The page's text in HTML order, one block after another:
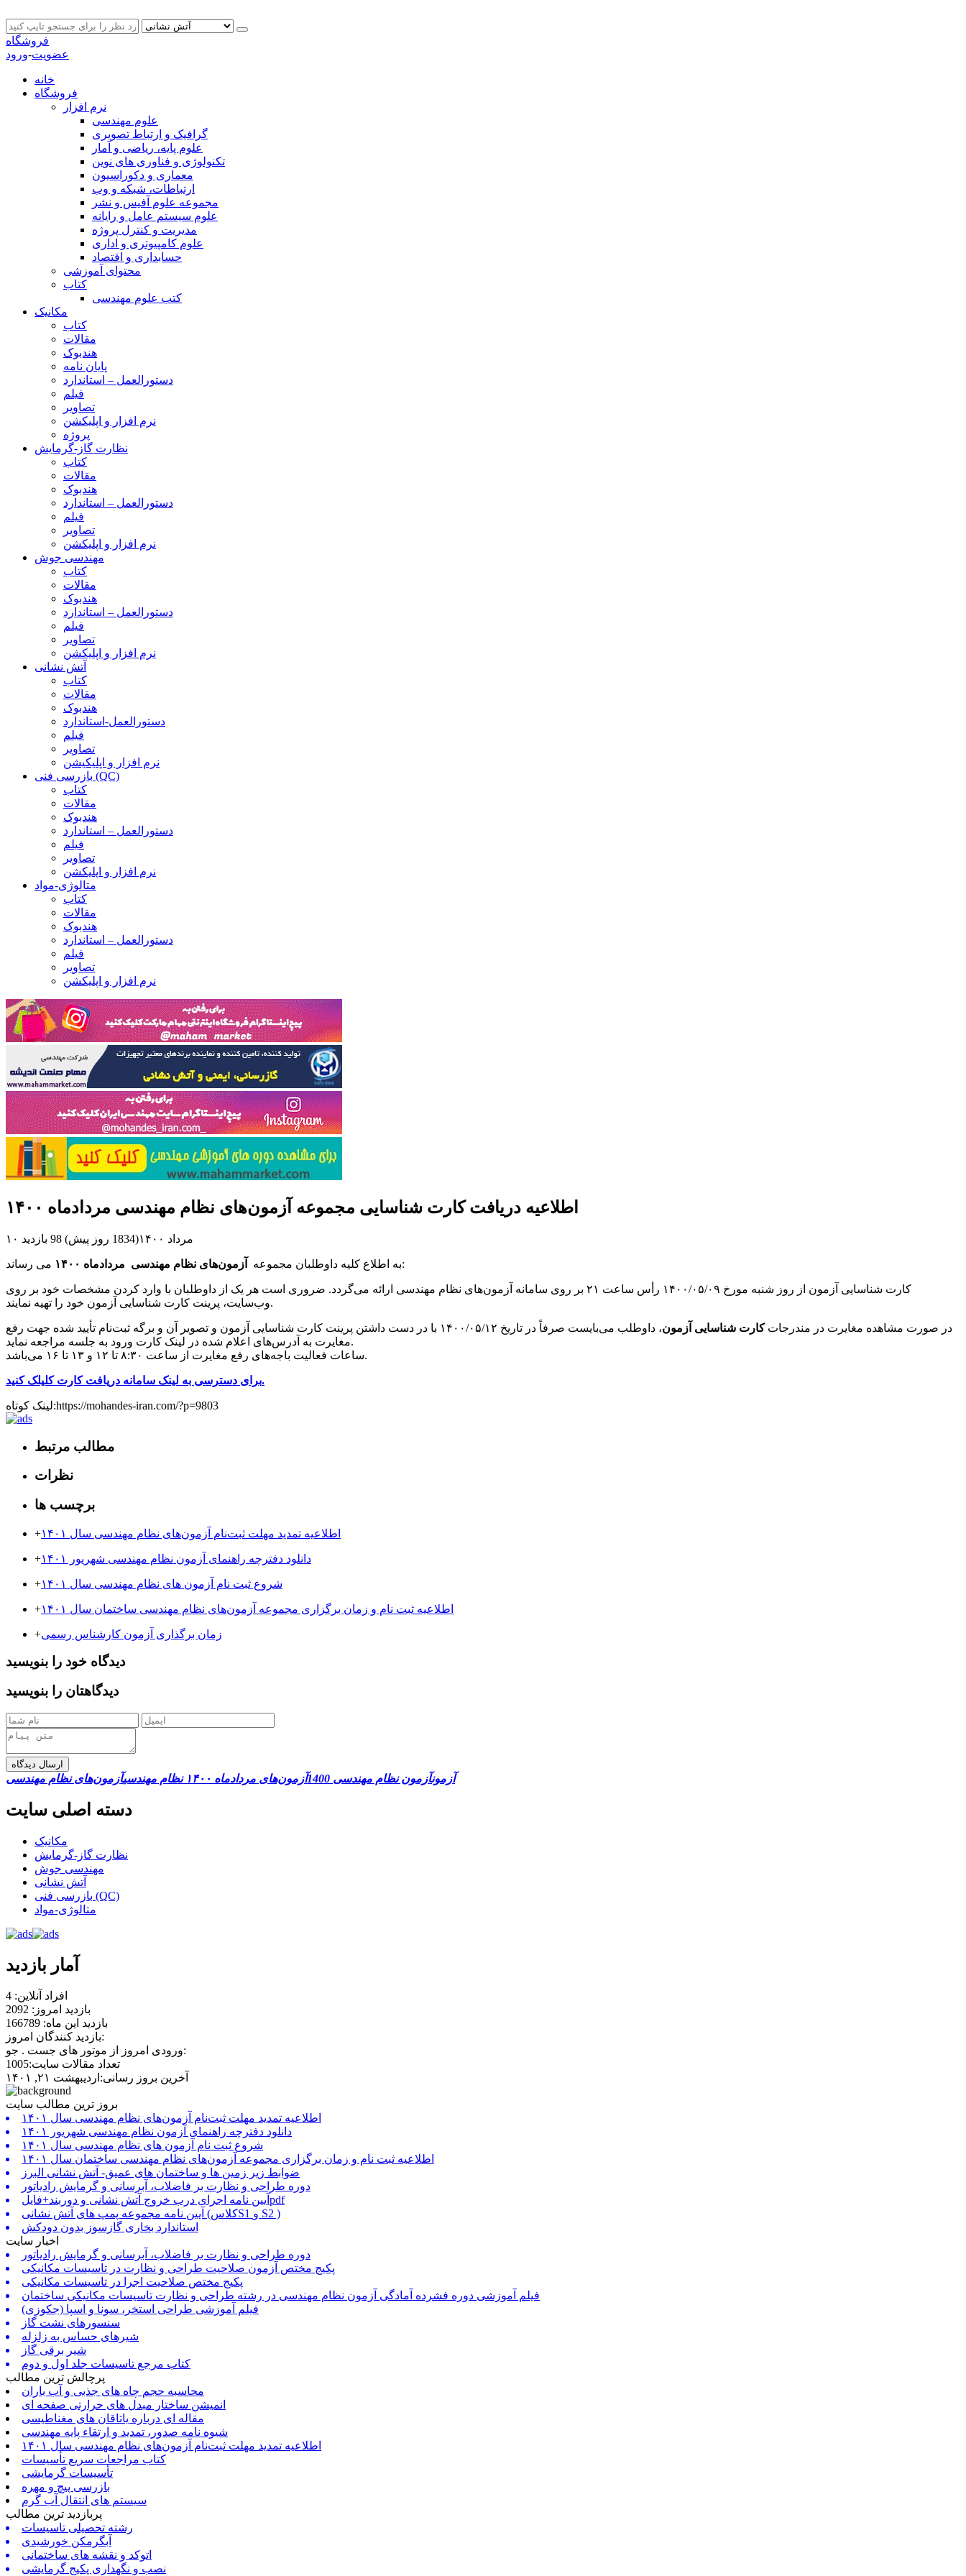
فروشگاه
عضویت-ورود
خانه
فروشگاه
نرم افزار
علوم مهندسی
گرافیک و ارتباط تصویری
علوم پایه، ریاضی و آمار
تکنولوژی و فناوری های نوین
معماری و دکوراسیون
ارتباطات، شبکه و وب
مجموعه علوم آفیس و نشر
علوم سیستم عامل و رایانه
مدیریت و کنترل پروژه
علوم کامپیوتری و اداری
حسابداری و اقتصاد
محتوای آموزشی
کتاب
کتب علوم مهندسی
مکانیک
کتاب
مقالات
هندبوک
پایان نامه
دستورالعمل – استاندارد
فیلم
تصاویر
نرم افزار و اپلیکشن
پروژه
نظارت گاز-گرمایش
کتاب
مقالات
هندبوک
دستورالعمل – استاندارد
فیلم
تصاویر
نرم افزار و اپلیکشن
مهندسی جوش
کتاب
مقالات
هندبوک
دستورالعمل – استاندارد
فیلم
تصاویر
نرم افزار و اپلیکشن
آتش نشانی
کتاب
مقالات
هندبوک
دستورالعمل-استاندارد
فیلم
تصاویر
نرم افزار و اپلیکیشن
بازرسی فنی (QC)
کتاب
مقالات
هندبوک
دستورالعمل – استاندارد
فیلم
تصاویر
نرم افزار و اپلیکشن
متالوژی-مواد
کتاب
مقالات
هندبوک
دستورالعمل – استاندارد
فیلم
تصاویر
نرم افزار و اپلیکشن
اطلاعیه دریافت کارت شناسایی مجموعه آزمون‌های نظام مهندسی مردادماه ۱۴۰۰
۱۰ مرداد ۱۴۰۰(1834 روز پیش) 98 بازدید
به اطلاع کلیه داوطلبان مجموعه آزمون‌های نظام مهندسی مردادماه ۱۴۰۰ می‏ رساند:
کارت شناسایی آزمون از روز شنبه مورخ ۱۴۰۰/۰۵/۰۹ رأس ساعت ۲۱ بر روی سامانه آزمون‌های نظام مهندسی ارائه می‌گردد. ضروری است هر یک از داوطلبان با وارد کردن مشخصات خود بر روی
وب‌سایت، پرینت کارت شناسایی آزمون خود را تهیه نمایند.
در صورت مشاهده مغایرت در مندرجاتکارت شناسایی آزمون
، داوطلب می‌بایست صرفاً در تاریخ‌ ۱۴۰۰/۰۵/۱۲ با در دست داشتن پرینت کارت شناسایی آزمون و تصویر آن و برگه ثبت‌نام تأیید شده جهت رفع
مغایرت به آدرس‌های اعلام شده در لینک کارت ورود به جلسه مراجعه نماید.
ساعات فعالیت باجه‌های رفع مغایرت از ساعت ۸:۳۰ تا ۱۲ و ۱۳ تا ۱۶ می‌باشد.
برای دسترسی به لینک سامانه دریافت کارت کلیلک کنید.
لینک کوتاه:https://mohandes-iran.com/?p=9803
مطالب مرتبط
نظرات
برچسب ها
+ اطلاعیه تمدید مهلت ثبت‌نام آزمون‌های نظام مهندسی سال ۱۴۰۱
+ دانلود دفترچه راهنمای آزمون نظام مهندسی شهریور ۱۴۰۱
+ شروع ثبت نام آزمون های نظام مهندسی سال ۱۴۰۱
+ اطلاعیه ثبت نام و زمان برگزاری مجموعه آزمون‌های نظام مهندسی ساختمان سال ۱۴۰۱
+زمان برگذاری آزمون کارشناس رسمی
دیدگاه خود را بنویسید
دیدگاهتان را بنویسید
ارسال دیدگاه
آزمونآزمون نظام مهندسی 1400 آزمون‌های مردادماه ۱۴۰۰ نظام مهندسی آزمون‌های نظام مهندسی
دسته اصلی سایت
مکانیک
نظارت گاز-گرمایش
مهندسی جوش
آتش نشانی
بازرسی فنی (QC)
متالوژی-مواد
آمار بازدید
افراد آنلاین: 4
بازدید امروز: 2092
بازدید این ماه: 166789
بازدید کنندگان امروز:
ورودی امروز از موتور های جست . جو:
تعداد مقالات سایت:1005
آخرین بروز رسانی:اردیبهشت ۲۱, ۱۴۰۱
بروز ترین مطالب سایت
اطلاعیه تمدید مهلت ثبت‌نام آزمون‌های نظام مهندسی سال ۱۴۰۱
دانلود دفترچه راهنمای آزمون نظام مهندسی شهریور ۱۴۰۱
شروع ثبت نام آزمون های نظام مهندسی سال ۱۴۰۱
اطلاعیه ثبت نام و زمان برگزاری مجموعه آزمون‌های نظام مهندسی ساختمان سال ۱۴۰۱
ضوابط زیر زمین ها و ساختمان های عمیق- آتش نشانی البرز
دوره طراحی و نظارت بر فاضلاب، آبرسانی و گرمایش رادیاتور
آیین نامه اجرای درب خروج آتش نشانی و دوربند+فایلpdf
آیین نامه مجموعه پمپ های آتش نشانی (کلاسS1 و S2 )
استاندارد بخاری گازسوز بدون دودکش
اخبار سایت
دوره طراحی و نظارت بر فاضلاب، آبرسانی و گرمایش رادیاتور
پکیج مختص آزمون صلاحیت طراحی و نظارت در تاسیسات مکانیکی
پکیج مختص صلاحیت اجرا در تاسیسات مکانیکی
فیلم آموزشی دوره فشرده آمادگی آزمون نظام مهندسی در رشته طراحی و نظارت تاسیسات مکانیکی ساختمان
فیلم آموزشی طراحی استخر، سونا و اسپا (جکوزی)
سنسورهای نشت گاز
شیرهای حساس به زلزله
شیر برقی گاز
کتاب مرجع تاسیسات جلد اول و دوم
پرچالش ترین مطالب
محاسبه حجم چاه های جذبی و آب باران
انمیشن ساختار مبدل های حرارتی صفحه ای
مقاله ای درباره یاتاقان های مغناطیسی
شیوه نامه صدور، تمدید و ارتقاء پایه مهندسی
اطلاعیه تمدید مهلت ثبت‌نام آزمون‌های نظام مهندسی سال ۱۴۰۱
کتاب مراجعات سریع تأسیسات
تأسیسات گرمایشی
بازرسی پیچ و مهره
سیستم های انتقال آب گرم
پربازدید ترین مطالب
رشته تحصیلی تاسیسات
آبگرمکن خورشیدی
اتوکد و نقشه های ساختمانی
نصب و نگهداری پکیج گرمایشی